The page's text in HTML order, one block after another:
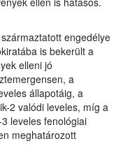
engedélye
is bekerült a
elleni jó
a
állapotáig, a
2 valódi leveles, míg a
leveles fenológiai
meghatározott